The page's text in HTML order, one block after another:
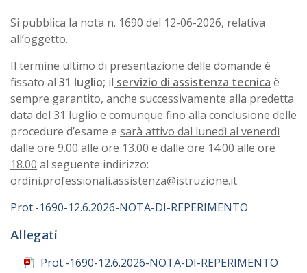
Si pubblica la nota n. 1690 del 12-06-2026, relativa
all’oggetto.
Il termine ultimo di presentazione delle domande è
fissato al 31 luglio; il servizio di assistenza tecnica è
sempre garantito, anche successivamente alla predetta
data del 31 luglio e comunque fino alla conclusione delle
procedure d’esame e sarà attivo dal lunedì al venerdì
dalle ore 9.00 alle ore 13.00 e dalle ore 14.00 alle ore
18.00 al seguente indirizzo:
ordini.professionali.assistenza@istruzione.it
Prot.-1690-12.6.2026-NOTA-DI-REPERIMENTO
Allegati
Prot.-1690-12.6.2026-NOTA-DI-REPERIMENTO